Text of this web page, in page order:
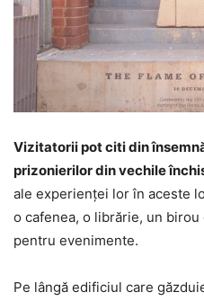
Vizitatorii pot citi din
prizonierilor din vechile
ale experienţei lor în aceste
o cafenea, o librărie, un
pentru evenimente.
Pe lângă edificiul care